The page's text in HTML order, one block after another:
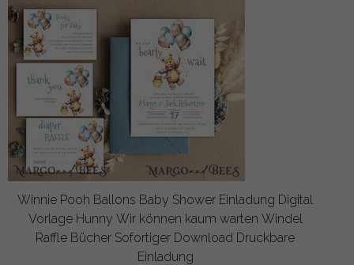
Winnie Pooh Ballons Baby Shower Einladung Digital
Vorlage Hunny Wir können kaum warten Windel
Raffle Bücher Sofortiger Download Druckbare
Einladung